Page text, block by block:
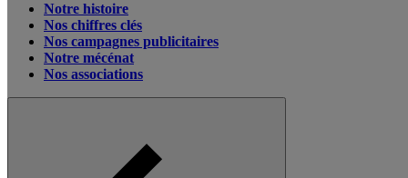
Notre histoire
Nos chiffres clés
Nos campagnes publicitaires
Notre mécénat
Nos associations